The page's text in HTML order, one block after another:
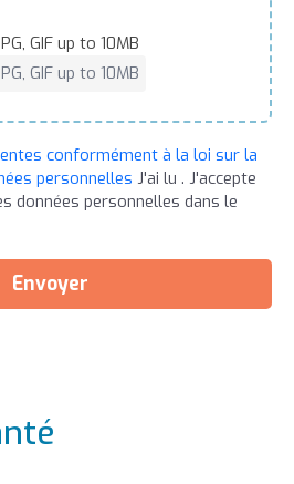
GIF up to 10MB
GIF up to 10MB
conformément à la loi sur la
personnelles J'ai lu . J'accepte
données personnelles dans le
Envoyer